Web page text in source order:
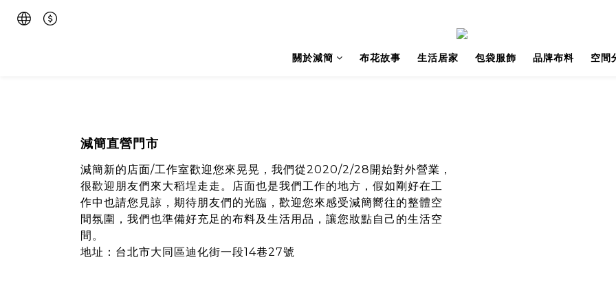
關於減簡 布花故事 生活居家 包袋服飾 品牌布料 空間
減簡直營門市
減簡新的店面/工作室歡迎您來晃晃，我們從2020/2/28開始對外營業，
很歡迎朋友們來大稻埕走走。店面也是我們工作的地方，假如剛好在工
作中也請您見諒，期待朋友們的光臨，歡迎您來感受減簡嚮往的整體空
間氛圍，我們也準備好充足的布料及生活用品，讓您妝點自己的生活空
間。
地址：台北市大同區迪化街一段14巷27號